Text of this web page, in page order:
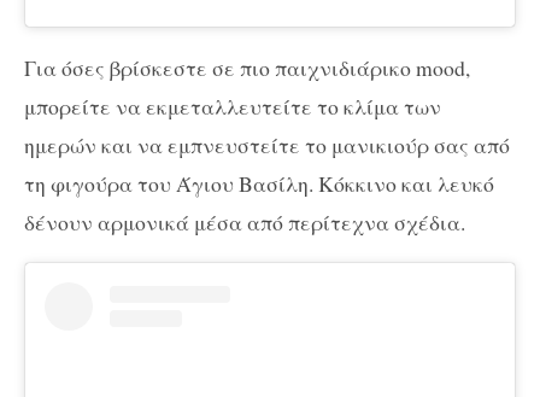
Για όσες βρίσκεστε σε πιο παιχνιδιάρικο mood,
μπορείτε να εκμεταλλευτείτε το κλίμα των
ημερών και να εμπνευστείτε το μανικιούρ σας από
τη φιγούρα του Άγιου Βασίλη. Κόκκινο και λευκό
δένουν αρμονικά μέσα από περίτεχνα σχέδια.